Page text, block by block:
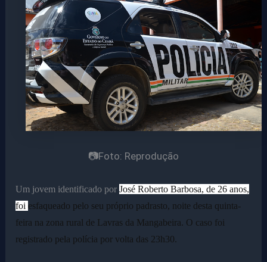
📷Foto: Reprodução
Um jovem identificado porJosé Roberto Barbosa, de 26 anos,
foi esfaqueado pelo seu próprio padrasto, noite desta quinta-
feira na zona rural de Lavras da Mangabeira. O caso foi
registrado pela polícia por volta das 23h30.